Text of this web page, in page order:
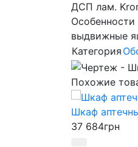
ДСП лам.
Особенности
выдвижные
Категория
Похожие
Шкаф
37 684грн